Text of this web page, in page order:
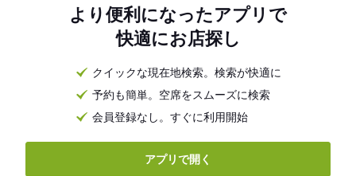
より便利になったアプリで
快適にお店探し
クイックな現在地検索。検索が快適に
予約も簡単。空席をスムーズに検索
会員登録なし。すぐに利用開始
アプリで開く